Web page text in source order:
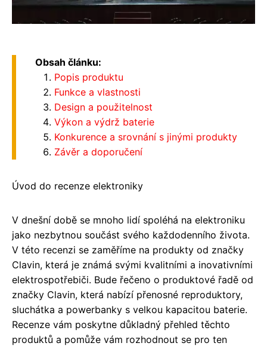
Obsah článku:
Popis produktu
Funkce a vlastnosti
Design a použitelnost
Výkon a výdrž baterie
Konkurence a srovnání s jinými produkty
Závěr a doporučení
Úvod do recenze elektroniky
V dnešní době se mnoho lidí spoléhá na elektroniku
jako nezbytnou součást svého každodenního života.
V této recenzi se zaměříme na produkty od značky
Clavin, která je známá svými kvalitními a inovativními
elektrospotřebiči. Bude řečeno o produktové řadě od
značky Clavin, která nabízí přenosné reproduktory,
sluchátka a powerbanky s velkou kapacitou baterie.
Recenze vám poskytne důkladný přehled těchto
produktů a pomůže vám rozhodnout se pro ten